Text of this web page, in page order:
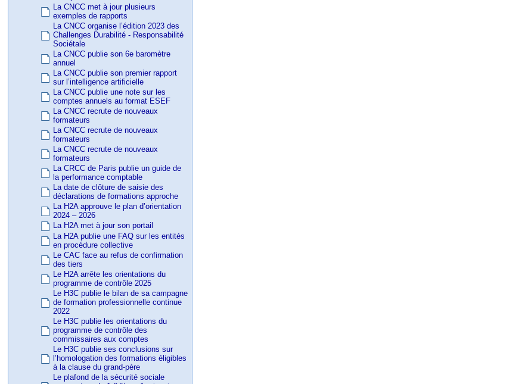
La CNCC met à jour plusieurs
exemples de rapports
La CNCC organise l’édition 2023 des
Challenges Durabilité - Responsabilité
Sociétale
La CNCC publie son 6e baromètre
annuel
La CNCC publie son premier rapport
sur l’intelligence artificielle
La CNCC publie une note sur les
comptes annuels au format ESEF
La CNCC recrute de nouveaux
formateurs
La CNCC recrute de nouveaux
formateurs
La CNCC recrute de nouveaux
formateurs
La CRCC de Paris publie un guide de
la performance comptable
La date de clôture de saisie des
déclarations de formations approche
La H2A approuve le plan d’orientation
2024 – 2026
La H2A met à jour son portail
La H2A publie une FAQ sur les entités
en procédure collective
Le CAC face au refus de confirmation
des tiers
Le H2A arrête les orientations du
programme de contrôle 2025
Le H3C publie le bilan de sa campagne
de formation professionnelle continue
2022
Le H3C publie les orientations du
programme de contrôle des
commissaires aux comptes
Le H3C publie ses conclusions sur
l’homologation des formations éligibles
à la clause du grand-père
Le plafond de la sécurité sociale